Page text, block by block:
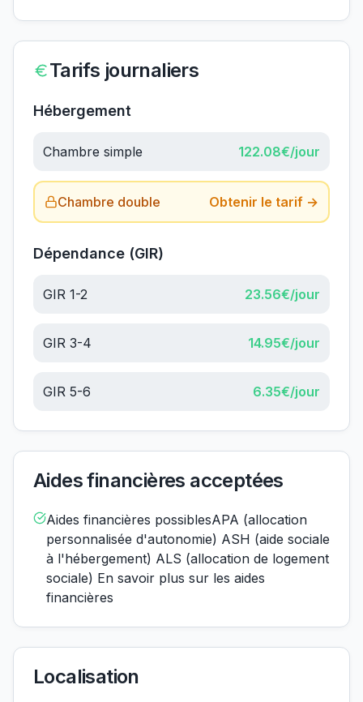
Tarifs journaliers
Hébergement
Chambre simple 122.08€/jour
Chambre double Obtenir le tarif →
Dépendance (GIR)
GIR 1-2 23.56€/jour
GIR 3-4 14.95€/jour
GIR 5-6 6.35€/jour
Aides financières acceptées
Aides financières possiblesAPA (allocation
personnalisée d'autonomie) ASH (aide sociale
à l'hébergement) ALS (allocation de logement
sociale) En savoir plus sur les aides
financières
Localisation